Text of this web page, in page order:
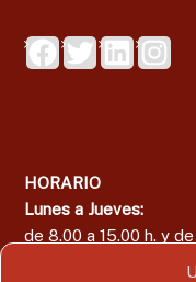
HORARIO
Lunes a Jueves:
de 8.00 a 15.00 h. y de